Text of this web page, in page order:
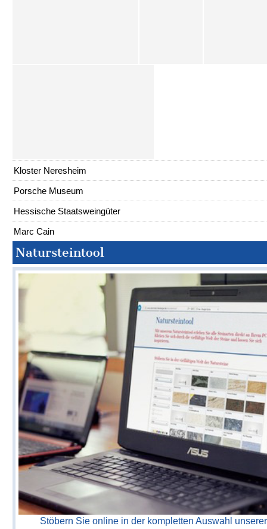
Kloster Neresheim
Porsche Museum
Hessische Staatsweingüter
Marc Cain
Natursteintool
Stöbern Sie online in der kompletten Auswahl